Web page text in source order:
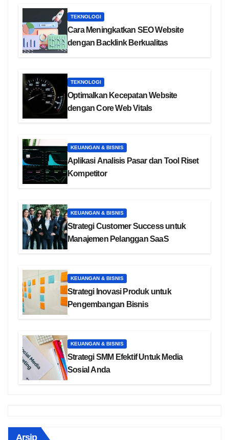
TEKNOLOGI
Cara Meningkatkan SEO Website
dengan Backlink Berkualitas
TEKNOLOGI
Optimalkan Kecepatan Website
dengan Core Web Vitals
KEUANGAN & BISNIS
Aplikasi Analisis Pasar dan Tool Riset
Kompetitor
KEUANGAN & BISNIS
Strategi Customer Success untuk
Manajemen Pelanggan SaaS
KEUANGAN & BISNIS
Strategi Inovasi Produk untuk
Pengembangan Bisnis
KEUANGAN & BISNIS
Strategi SMM Efektif Untuk Media
Sosial Anda
Arsip